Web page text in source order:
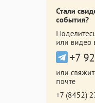
Стали
события?
или видео
+7
или
почте
+7 (8452)